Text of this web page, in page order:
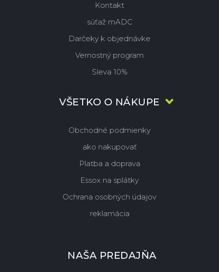
Kontakt
súťaž mADC
Darčeky k objednávke
Vernostný program
Sleva 10%
VŠETKO O NÁKUPE
Obchodné podmienky
ako nakupovať
Platba a doprava
Essox na splátky
Ochrana osobných údajov
reklamácia
NAŠA PREDAJŇA